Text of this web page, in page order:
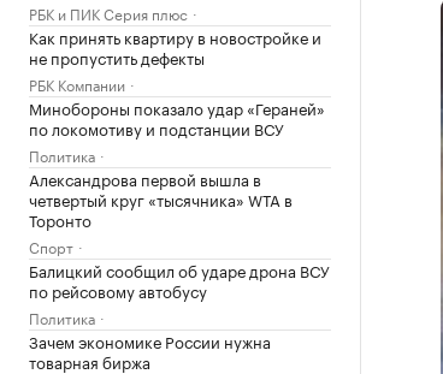
РБК и ПИК Серия плюс
Как принять квартиру в новостройке и
не пропустить дефекты
РБК Компании
Минобороны показало удар «Гераней»
по локомотиву и подстанции ВСУ
Политика
Александрова первой вышла в
четвертый круг «тысячника» WTA в
Торонто
Спорт
Балицкий сообщил об ударе дрона ВСУ
по рейсовому автобусу
Политика
Зачем экономике России нужна
товарная биржа